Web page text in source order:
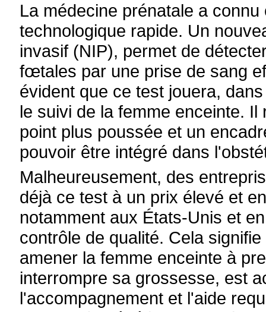
La médecine prénatale a
technologique rapide. Un
invasif (NIP), permet de
fœtales par une prise de sang
évident que ce test jouera,
le suivi de la femme enceinte.
point plus poussée et un
pouvoir être intégré dans
Malheureusement, des
déjà ce test à un prix élevé et
notamment aux États-Unis et
contrôle de qualité. Cela
amener la femme enceinte à
interrompre sa grossesse, est
l'accompagnement et l'aide